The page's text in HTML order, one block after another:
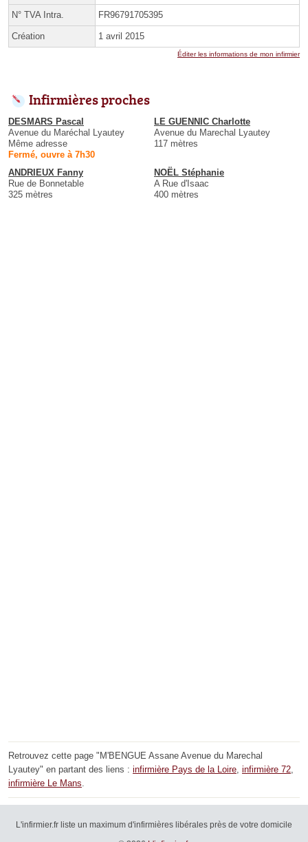
N° TVA Intra. FR96791705395
Création 1 avril 2015
Éditer les informations de mon infirmier
Infirmières proches
DESMARS Pascal
Avenue du Maréchal Lyautey
Même adresse
Fermé, ouvre à 7h30
LE GUENNIC Charlotte
Avenue du Marechal Lyautey
117 mètres
ANDRIEUX Fanny
Rue de Bonnetable
325 mètres
NOËL Stéphanie
A Rue d'Isaac
400 mètres
Retrouvez cette page "M'BENGUE Assane Avenue du Marechal
Lyautey" en partant des liens : infirmière Pays de la Loire, infirmière 72,
infirmière Le Mans.
L'infirmier.fr liste un maximum d'infirmières libérales près de votre domicile